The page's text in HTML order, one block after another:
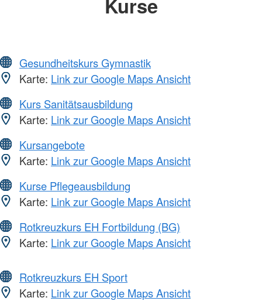
Kurse
Gesundheitskurs Gymnastik
Karte: Link zur Google Maps Ansicht
Kurs Sanitätsausbildung
Karte: Link zur Google Maps Ansicht
Kursangebote
Karte: Link zur Google Maps Ansicht
Kurse Pflegeausbildung
Karte: Link zur Google Maps Ansicht
Rotkreuzkurs EH Fortbildung (BG)
Karte: Link zur Google Maps Ansicht
Rotkreuzkurs EH Sport
Karte: Link zur Google Maps Ansicht